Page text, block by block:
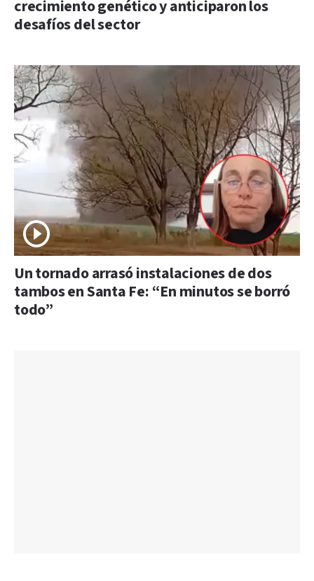
crecimiento genético y anticiparon los
desafíos del sector
Un tornado arrasó instalaciones de dos
tambos en Santa Fe: “En minutos se borró
todo”